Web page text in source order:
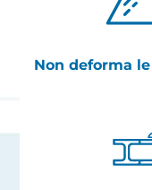
Non deforma